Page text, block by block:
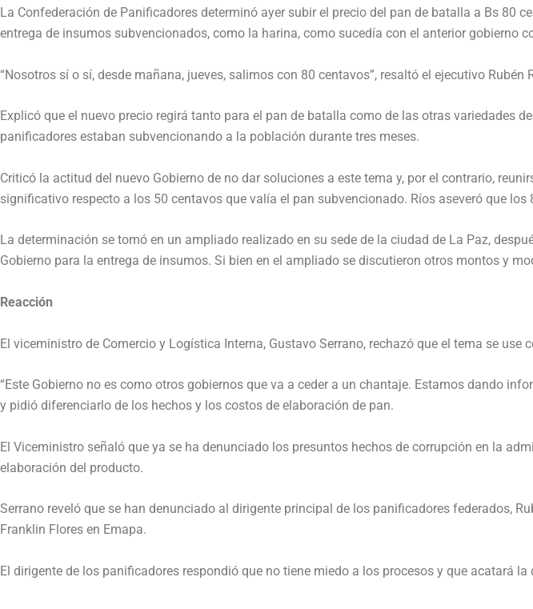
La Confederación de Panificadores determinó ayer subir el precio del pan de batalla a Bs 80
entrega de insumos subvencionados, como la harina, como sucedía con el anterior gobierno
“Nosotros sí o sí, desde mañana, jueves, salimos con 80 centavos”, resaltó el ejecutivo
Explicó que el nuevo precio regirá tanto para el pan de batalla como de las otras variedades
panificadores estaban subvencionando a la población durante tres meses.
Criticó la actitud del nuevo Gobierno de no dar soluciones a este tema y, por el contrario,
significativo respecto a los 50 centavos que valía el pan subvencionado. Ríos aseveró que
La determinación se tomó en un ampliado realizado en su sede de la ciudad de La Paz,
Gobierno para la entrega de insumos. Si bien en el ampliado se discutieron otros montos y
Reacción
El viceministro de Comercio y Logística Interna, Gustavo Serrano, rechazó que el tema se
“Este Gobierno no es como otros gobiernos que va a ceder a un chantaje. Estamos dando
y pidió diferenciarlo de los hechos y los costos de elaboración de pan.
El Viceministro señaló que ya se ha denunciado los presuntos hechos de corrupción en la
elaboración del producto.
Serrano reveló que se han denunciado al dirigente principal de los panificadores federados,
Franklin Flores en Emapa.
El dirigente de los panificadores respondió que no tiene miedo a los procesos y que acatará la